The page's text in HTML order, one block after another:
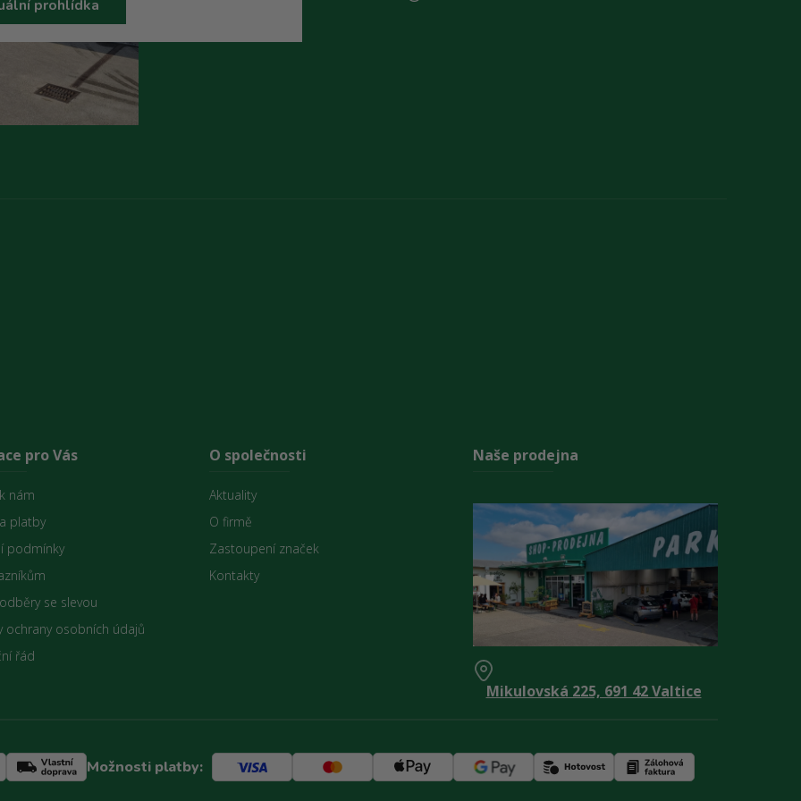
prohlídka
pro Vás
nám
platby
podmínky
se slevou
ochrany osobních údajů
řád
O společnosti
Aktuality
O firmě
Zastoupení značek
Kontakty
Naše prodejna
Mikulovská 225, 691 42 Valtice
Možnosti platby: